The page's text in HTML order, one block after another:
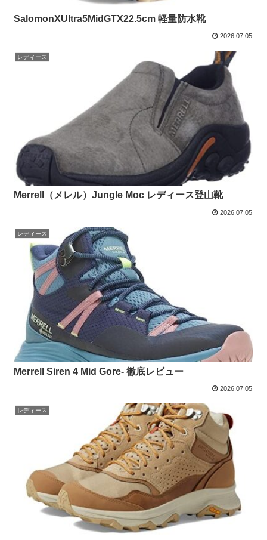
SalomonXUltra5MidGTX22.5cm 軽量防水靴
2026.07.05
レディース
Merrell（メレル）Jungle Moc レディース登山靴
2026.07.05
レディース
Merrell Siren 4 Mid Gore- 徹底レビュー
2026.07.05
レディース